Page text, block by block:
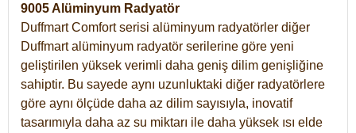
9005 Alüminyum Radyatör
Duffmart Comfort serisi alüminyum radyatörler diğer
Duffmart alüminyum radyatör serilerine göre yeni
geliştirilen yüksek verimli daha geniş dilim genişliğine
sahiptir. Bu sayede aynı uzunluktaki diğer radyatörlere
göre aynı ölçüde daha az dilim sayısıyla, inovatif
tasarımıyla daha az su miktarı ile daha yüksek ısı elde